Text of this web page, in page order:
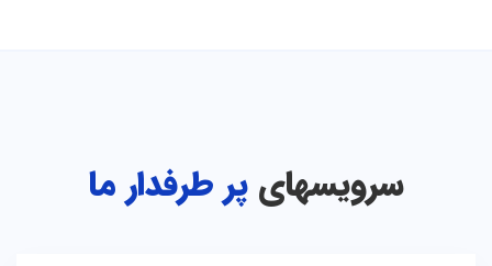
سرویسهایپر طرفدار ما